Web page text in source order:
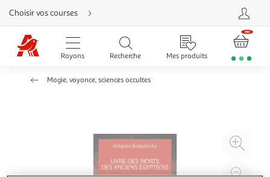
Aller
directement
au
contenu
Aller
directement
Aller
Choisir vos courses
Rayons Recherche Mes produits
Magie, voyance, sciences occultes
à